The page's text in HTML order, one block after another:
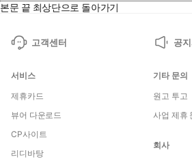
본문 끝 최상단으로 돌아가기
고객센터 공
서비스
제휴카드
뷰어 다운로드
CP사이트
리디바탕
기타 문의
원고 투고
사업 제휴
회사